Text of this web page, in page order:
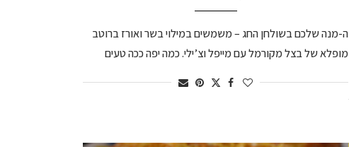
ה-מנה שלכם בשולחן החג – משמשים במילוי בשר ואורז ברוטב
מופלא של בצל מקורמל עם מייפל וצ’ילי. כמה יפה ככה טעים